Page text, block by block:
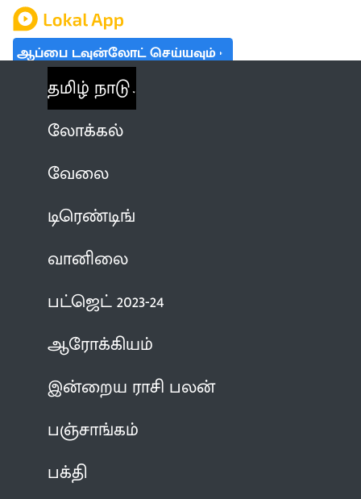
ஆப்பை டவுன்லோட் செய்யவும்
தமிழ் நாடு
லோக்கல்
வேலை
டிரெண்டிங்
வானிலை
பட்ஜெட் 2023-24
ஆரோக்கியம்
இன்றைய ராசி பலன்
பஞ்சாங்கம்
பக்தி